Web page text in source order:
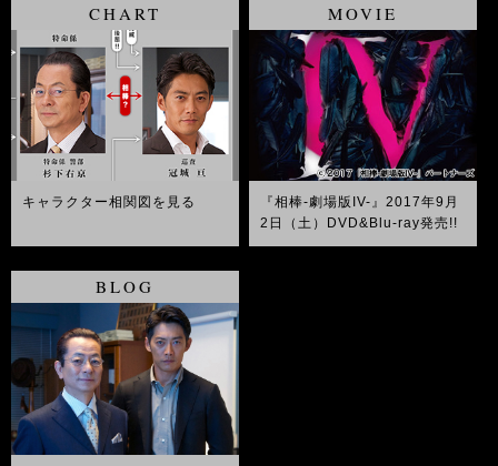
CHART
キャラクター相関図を見る
MOVIE
『相棒-劇場版IV-』2017年9月
2日（土）DVD&Blu-ray発売!!
BLOG